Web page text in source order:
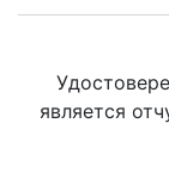
является